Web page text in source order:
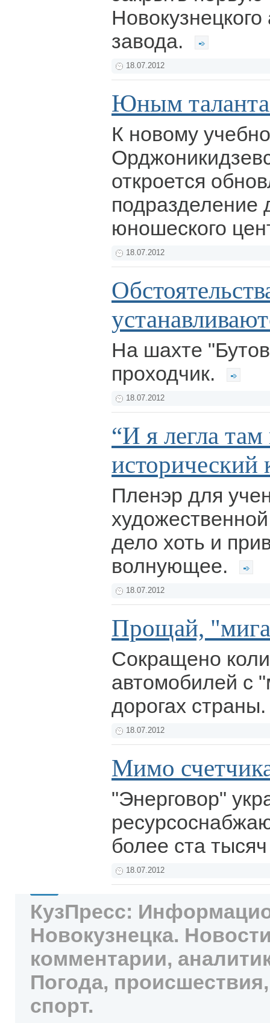
завода.
18.07.2012
Юным
К новому
откроется
подразделение
юношеского
18.07.2012
На шахте
проходчик.
18.07.2012
“И я легла
исторический
Пленэр для
дело хоть и
волнующее.
18.07.2012
Прощай,
Сокращено
автомобилей с
дорогах
18.07.2012
Мимо
"Энерговор"
более ста
18.07.2012
КузПресс:
Новокузнецка.
комментарии,
Погода,
спорт.